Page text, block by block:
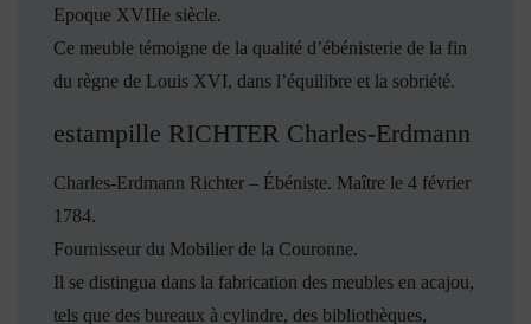
Epoque XVIIIe siècle.
Ce meuble témoigne de la qualité d’ébénisterie de la fin
du règne de Louis XVI, dans l’équilibre et la sobriété.
estampille RICHTER Charles-Erdmann
Charles-Erdmann Richter – Ébéniste. Maître le 4 février
1784.
Fournisseur du Mobilier de la Couronne.
Il se distingua dans la fabrication des meubles en acajou,
tels que des bureaux à cylindre, des bibliothèques,